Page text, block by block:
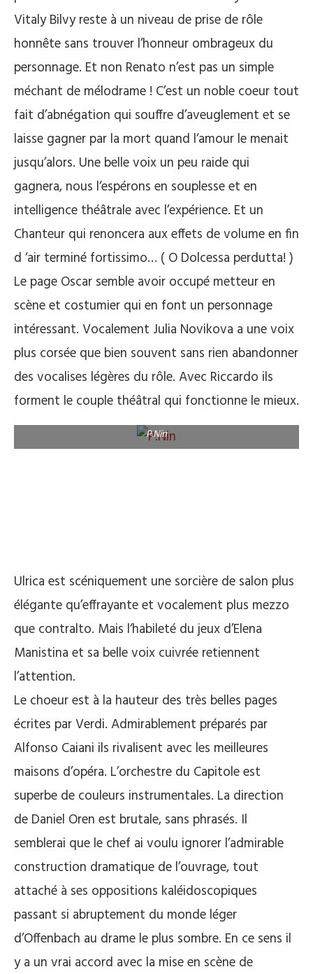
Vitaly Bilvy reste à un niveau de prise de rôle
honnête sans trouver l’honneur ombrageux du
personnage. Et non Renato n’est pas un simple
méchant de mélodrame ! C’est un noble coeur tout
fait d’abnégation qui souffre d’aveuglement et se
laisse gagner par la mort quand l‘amour le menait
jusqu’alors. Une belle voix un peu raide qui
gagnera, nous l‘espérons en souplesse et en
intelligence théâtrale avec l’expérience. Et un
Chanteur qui renoncera aux effets de volume en fin
d ‘air terminé fortissimo… ( O Dolcessa perdutta! )
Le page Oscar semble avoir occupé metteur en
scène et costumier qui en font un personnage
intéressant. Vocalement Julia Novikova a une voix
plus corsée que bien souvent sans rien abandonner
des vocalises légères du rôle. Avec Riccardo ils
forment le couple théâtral qui fonctionne le mieux.
P.Nin
Ulrica est scéniquement une sorcière de salon plus
élégante qu’effrayante et vocalement plus mezzo
que contralto. Mais l‘habileté du jeux d’Elena
Manistina et sa belle voix cuivrée retiennent
l’attention.
Le choeur est à la hauteur des très belles pages
écrites par Verdi. Admirablement préparés par
Alfonso Caiani ils rivalisent avec les meilleures
maisons d’opéra. L’orchestre du Capitole est
superbe de couleurs instrumentales. La direction
de Daniel Oren est brutale, sans phrasés. Il
semblerai que le chef ai voulu ignorer l’admirable
construction dramatique de l’ouvrage, tout
attaché à ses oppositions kaléidoscopiques
passant si abruptement du monde léger
d’Offenbach au drame le plus sombre. En ce sens il
y a un vrai accord avec la mise en scène de